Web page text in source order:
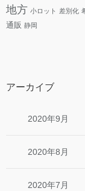
地方 小ロット 差別化
通販 静岡
アーカイブ
2020年9月
2020年8月
2020年7月